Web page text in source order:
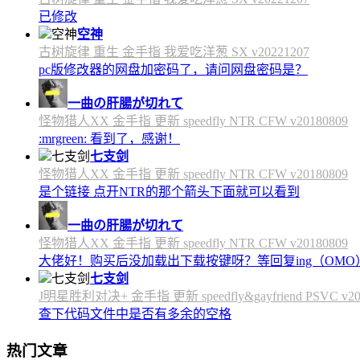
已修改
空神
古树旋律 重生 金手指 我爱吃洋葱 SX v20221207
pc版修改器的网盘加密码了，请问网盘密码是？
一曲の肝腸が切れて
怪物猎人XX 金手指 更新 speedfly NTR CFW v20180809
:mrgreen: 看到了，感谢！
七支剑
怪物猎人XX 金手指 更新 speedfly NTR CFW v20180809
是个链接 点开NTR的那个箭头下面就可以看到
一曲の肝腸が切れて
怪物猎人XX 金手指 更新 speedfly NTR CFW v20180809
大佬好！购买后没加载出下载按键呀？等回复ing（OMO
七支剑
J明星胜利对决+ 金手指 更新 speedfly&gayfriend PSVC
查下代码文件中是否有多余的空格
热门文章